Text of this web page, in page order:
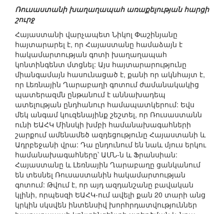
Ռուսաստանի խաղաղապահ առաքելության հարցի
շուրջ
Հայաստանի վարչապետ Նիկոլ Փաշինյանը
հայտարարել է, որ Հայաստանը համաձայն է
հակամարտության գոտի խաղաղապահ
կոնտինգենտ մտցնել: Այս հայտարարությունը
միանգամայն հասունացած է, քանի որ ակնհայտ է,
որ Լեռնային Ղարաբաղի գոտում ժամանակակից
պատերազմն ընթանում է աննախադեպ
ատելության ընդհանուր համապատկերում: Եվս
մեկ անգամ կուզենայինք շեշտել, որ Ռուսաստանն
ունի ԵԱՀԿ Մինսկի խմբի համանախագահների
շարքում ամենամեծ ազդեցությունը Հայաստանի և
Ադրբեջանի վրա: Դա ընդունում են նաև մյուս երկու
համանախագահները՝ ԱՄՆ-ն և Ֆրանսիան:
Հայաստանը և Լեռնային Ղարաբաղը ցանկանում
են տեսնել Ռուսաստանին հակամարտության
գոտում: Թվում է, որ այդ ազդանշանը բավական
կլինի, որպեսզի ԵԱՀԿ-ում ավելի քան 20 տարի անց
կրկին սկսվեն ինտենսիվ խորհրդատվություններ